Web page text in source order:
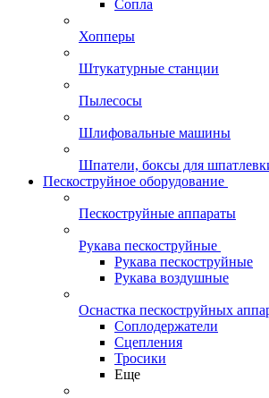
Сопла
Хопперы
Штукатурные станции
Пылесосы
Шлифовальные машины
Шпатели, боксы для
Пескоструйное оборудование
Пескоструйные аппараты
Рукава пескоструйные
Рукава пескоструйные
Рукава воздушные
Оснастка пескоструйных
Соплодержатели
Сцепления
Тросики
Еще